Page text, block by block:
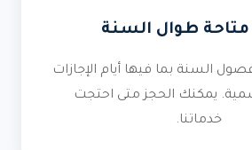
طوال السنة
السنة بما فيها أيام الإجازات
يمكنك الحجز متى احتجت
خدماتنا.